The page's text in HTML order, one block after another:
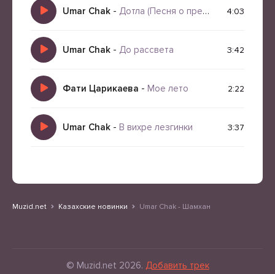
Umar Chak - Дотла (Песня о предательстве и любви) 4:03
Umar Chak - До рассвета 3:42
Фати Царикаева - Мое лето 2:22
Umar Chak - В вихре лезгинки 3:37
Muzid.net Казахские новинки Umar Chak - Шамхан
© Muzid.net 2026. Добавить трек